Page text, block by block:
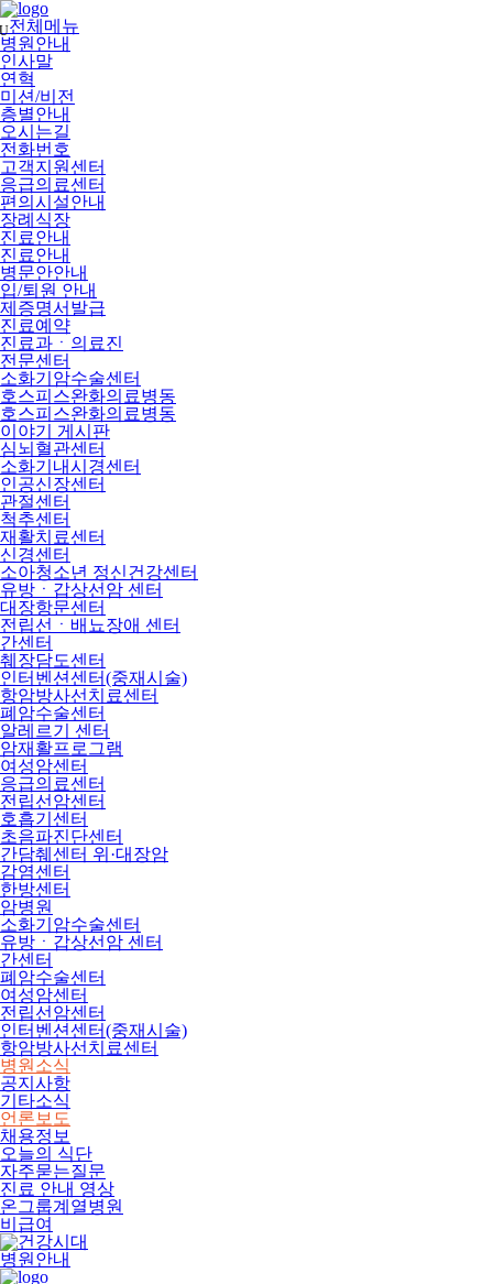
메
뉴
건
너
뛰
기
전체메뉴
병원안내
인사말
연혁
미션/비전
층별안내
오시는길
전화번호
고객지원센터
응급의료센터
편의시설안내
장례식장
진료안내
진료안내
병문안안내
입/퇴원 안내
제증명서발급
진료예약
진료과ㆍ의료진
전문센터
소화기암수술센터
호스피스완화의료병동
호스피스완화의료병동
이야기 게시판
심뇌혈관센터
소화기내시경센터
인공신장센터
관절센터
척추센터
재활치료센터
신경센터
소아청소년 정신건강센터
유방ㆍ갑상선암 센터
대장항문센터
전립선ㆍ배뇨장애 센터
간센터
췌장담도센터
인터벤션센터(중재시술)
항암방사선치료센터
폐암수술센터
알레르기 센터
암재활프로그램
여성암센터
응급의료센터
전립선암센터
호흡기센터
초음파진단센터
간담췌센터 위·대장암
감염센터
한방센터
암병원
소화기암수술센터
유방ㆍ갑상선암 센터
간센터
폐암수술센터
여성암센터
전립선암센터
인터벤션센터(중재시술)
항암방사선치료센터
병원소식
공지사항
기타소식
언론보도
채용정보
오늘의 식단
자주묻는질문
진료 안내 영상
온그룹계열병원
비급여
병원안내